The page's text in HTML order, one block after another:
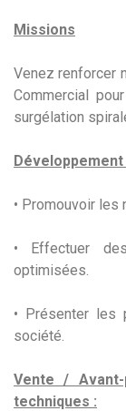
Missions
Venez renforcer
Commercial
surgélation
Développement
• Promouvoir
• Effectuer
optimisées.
• Présenter les
société.
Vente /
techniques :